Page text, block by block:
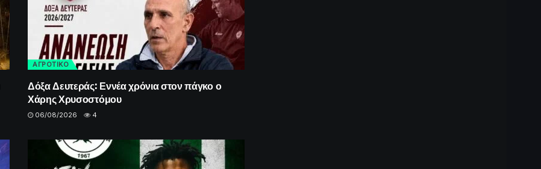
ΑΓΡΟΤΙΚΟ
Δόξα Δευτεράς: Εννέα χρόνια στον πάγκο ο
Χάρης Χρυσοστόμου
06/08/2026 4